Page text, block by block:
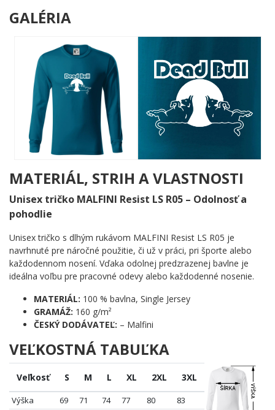
dávkou čierneho vtipu. Dead Bull je paródia, ktorá hovorí za
za nimi veľký tmavý kruh ako tichý svedok ich pádu. Toto nie je
energia – toto je jej slávnostné rozlúčenie.
Prečo je tento motív úžasný?
Grafika hovorí jasnou rečou. Dvaja symetricky rozmiestnení býci
v obrysovom prevedení ležia na chrbte s nohami vystretými do
vzduchu – klasická póza úplného vyčerpania alebo niečoho ešte
horšieho. Tmavý kruh v pozadí dodáva celej kompozícii
dramatický nádych, akoby išlo o plagát k filmu, ktorý nikdy
nevznikol. Nápis Dead Bull v tučnom písme s bielym vnútrom a
čiernym obrysom dokonale kopíruje vizuálny jazyk svetoznámej
značky – avšak s pointou, ktorá vás rozosmieje skôr, než
stihnete dopiť kávu.
Komu urobí radosť?
🔥 Každému, kto si rád dá energetický nápoj a zároveň sa
vie smiať sám na sebe
💡 Fanúšikom paródií a vizuálnych vtipov, ktorí ocenia
dômyselnú grafiku
🎯 Dušiam nočných párty, kde sa pije, zabáva a spomína
na padlých vojakov
jednoduchého, no výstižného obrazca
Dead Bull ti možno krídla nedá, ale zaručene ti pridá body za
zmysel pre humor. Pridaj motív do košíka a nechaj ostatných
hádať, či si preživší alebo obeť dnešnej noci. ✨
GALÉRIA
MATERIÁL, STRIH A VLASTNOSTI
Unisex tričko MALFINI Resist LS R05 – Odolnosť a
pohodlie
Unisex tričko s dlhým rukávom MALFINI Resist LS R05 je
navrhnuté pre náročné použitie, či už v práci, pri športe alebo
každodennom nosení. Vďaka odolnej predzrazenej bavlne je
ideálna voľbu pre pracovné odevy alebo každodenné nosenie.
MATERIÁL: 100 % bavlna, Single Jersey
GRAMÁŽ: 160 g/m²
ČESKÝ DODÁVATEĽ: – Malfini
VEĽKOSTNÁ TABUĽKA
Veľkosť S M L XL 2XL 3XL
Výška 69 71 74 77 80 83